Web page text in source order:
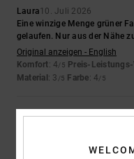
Laura10. Juli 2026
Eine winzige Menge grüner
gelaufen. Nur aus der Nähe
Original anzeigen - English
Komfort: 4/5 Preis-
Material : 3 /5 Farbe: 4/5